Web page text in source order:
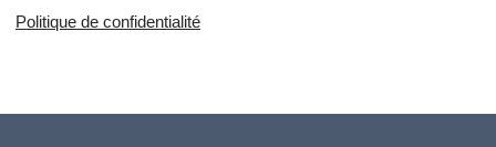
Politique de confidentialité